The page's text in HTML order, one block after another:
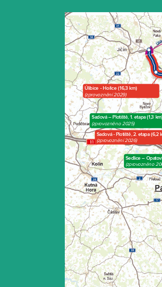
Sedlice –
(zprovozněno
Sadová - Plotiště, 2. etapa (6,2
(zprovoznění 2026)
Úlibice - Hořice (16,3 km)
(zprovoznění 2029)
Sadová – Plotiště, 1. etapa (1,3
(zprovozněno 2025)